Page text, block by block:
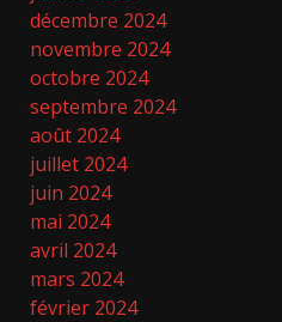
décembre 2024
novembre 2024
octobre 2024
septembre 2024
août 2024
juillet 2024
juin 2024
mai 2024
avril 2024
mars 2024
février 2024